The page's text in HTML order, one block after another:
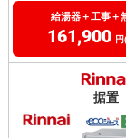
給湯器＋工事＋
161,900
据置